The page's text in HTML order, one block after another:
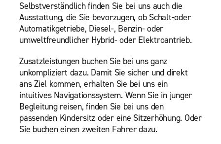
Selbstverständlich finden Sie bei uns auch die
Ausstattung, die Sie bevorzugen, ob Schalt-oder
Automatikgetriebe, Diesel-, Benzin- oder
umweltfreundlicher Hybrid- oder Elektroantrieb.
Zusatzleistungen buchen Sie bei uns ganz
unkompliziert dazu. Damit Sie sicher und direkt
ans Ziel kommen, erhalten Sie bei uns ein
intuitives Navigationssystem. Wenn Sie in junger
Begleitung reisen, finden Sie bei uns den
passenden Kindersitz oder eine Sitzerhöhung. Oder
Sie buchen einen zweiten Fahrer dazu.